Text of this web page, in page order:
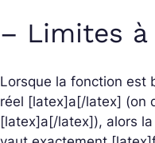
– Limites à
Lorsque la fonction est
réel [latex]a[/latex] (on
[latex]a[/latex]), alors